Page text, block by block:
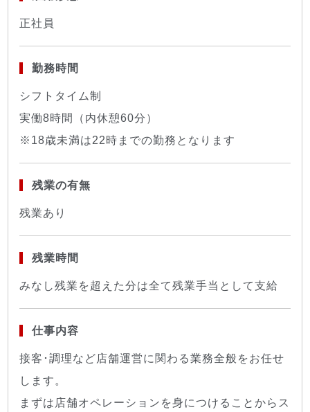
正社員
勤務時間
シフトタイム制
実働8時間（内休憩60分）
※18歳未満は22時までの勤務となります
残業の有無
残業あり
残業時間
みなし残業を超えた分は全て残業手当として支給
仕事内容
接客･調理など店舗運営に関わる業務全般をお任せ
します。
まずは店舗オペレーションを身につけることからス